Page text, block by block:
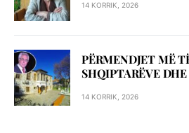
14 KORRIK, 2026
PËRMENDJET MË
SHQIPTARËVE
14 KORRIK, 2026